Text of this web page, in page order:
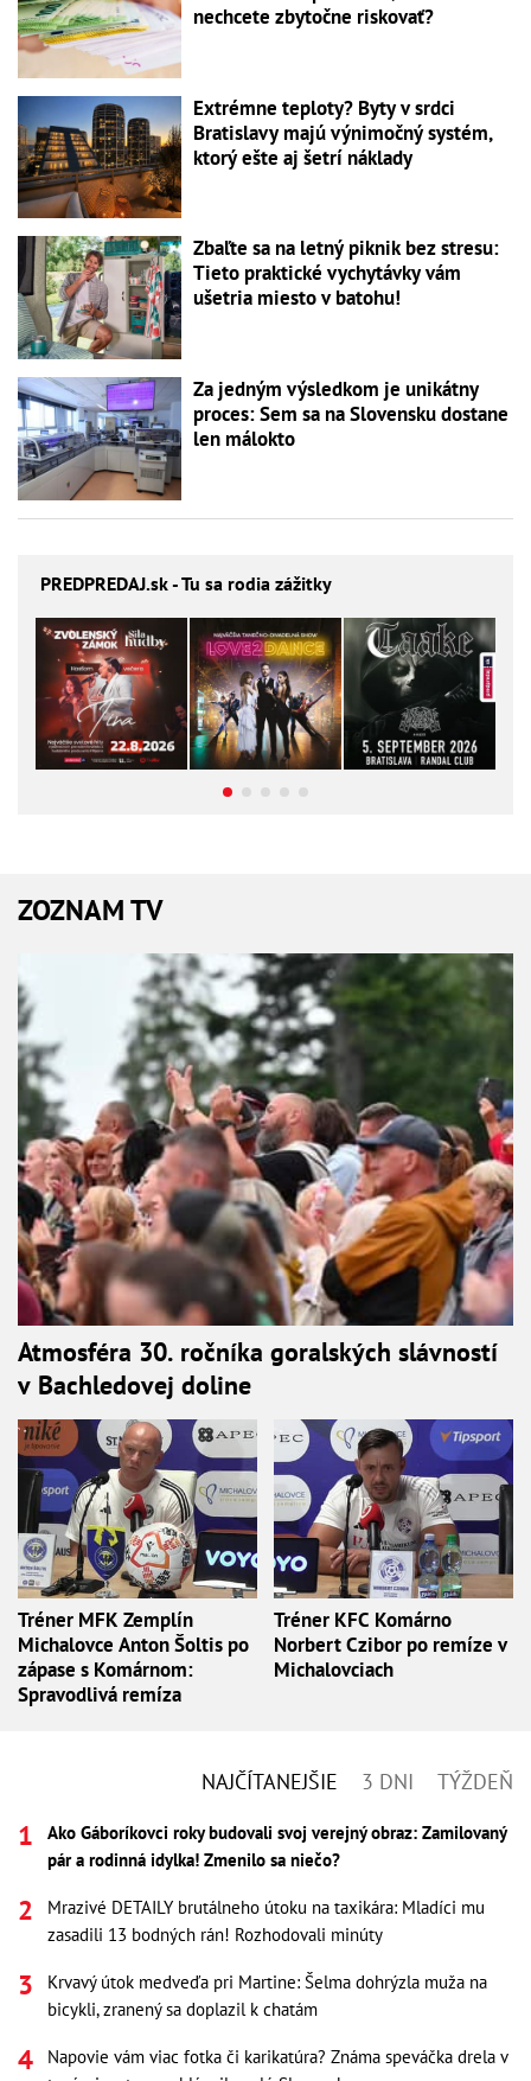
nechcete zbytočne riskovať?
Extrémne teploty? Byty v srdci
Bratislavy majú výnimočný systém,
ktorý ešte aj šetrí náklady
Zbaľte sa na letný piknik bez stresu:
Tieto praktické vychytávky vám
ušetria miesto v batohu!
Za jedným výsledkom je unikátny
proces: Sem sa na Slovensku dostane
len málokto
PREDPREDAJ.sk - Tu sa rodia zážitky
ZOZNAM TV
Atmosféra 30. ročníka goralských slávností
v Bachledovej doline
Tréner MFK Zemplín
Michalovce Anton Šoltis po
zápase s Komárnom:
Spravodlivá remíza
Tréner KFC Komárno
Norbert Czibor po remíze v
Michalovciach
NAJČÍTANEJŠIE 3 DNI TÝŽDEŇ
Ako Gáboríkovci roky budovali svoj verejný obraz: Zamilovaný
pár a rodinná idylka! Zmenilo sa niečo?
Mrazivé DETAILY brutálneho útoku na taxikára: Mladíci mu
zasadili 13 bodných rán! Rozhodovali minúty
Krvavý útok medveďa pri Martine: Šelma dohrýzla muža na
bicykli, zranený sa doplazil k chatám
Napovie vám viac fotka či karikatúra? Známa speváčka drela v